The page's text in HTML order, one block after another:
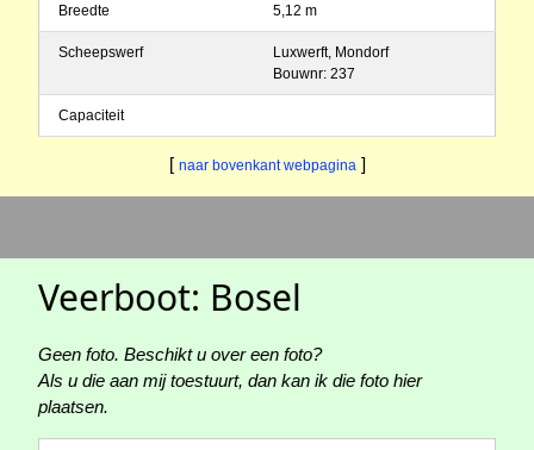
Breedte 5,12 m
Scheepswerf
Luxwerft, Mondorf
Bouwnr: 237
Capaciteit
[ naar bovenkant webpagina]
Veerboot: Bosel
Geen foto. Beschikt u over een foto?
Als u die aan mij toestuurt, dan kan ik die foto hier
plaatsen.